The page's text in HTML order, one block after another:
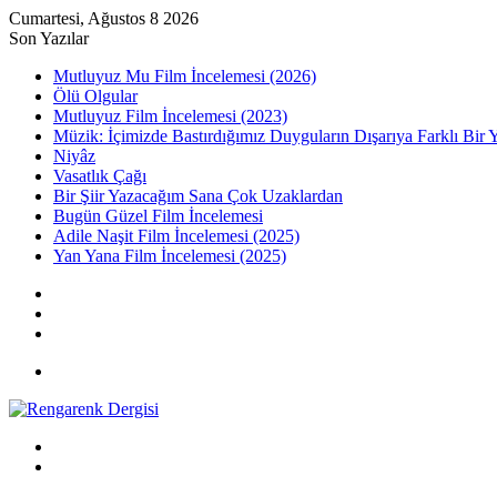
Cumartesi, Ağustos 8 2026
Son Yazılar
Mutluyuz Mu Film İncelemesi (2026)
Ölü Olgular
Mutluyuz Film İncelemesi (2023)
Müzik: İçimizde Bastırdığımız Duyguların Dışarıya Farklı Bir
Niyâz
Vasatlık Çağı
Bir Şiir Yazacağım Sana Çok Uzaklardan
Bugün Güzel Film İncelemesi
Adile Naşit Film İncelemesi (2025)
Yan Yana Film İncelemesi (2025)